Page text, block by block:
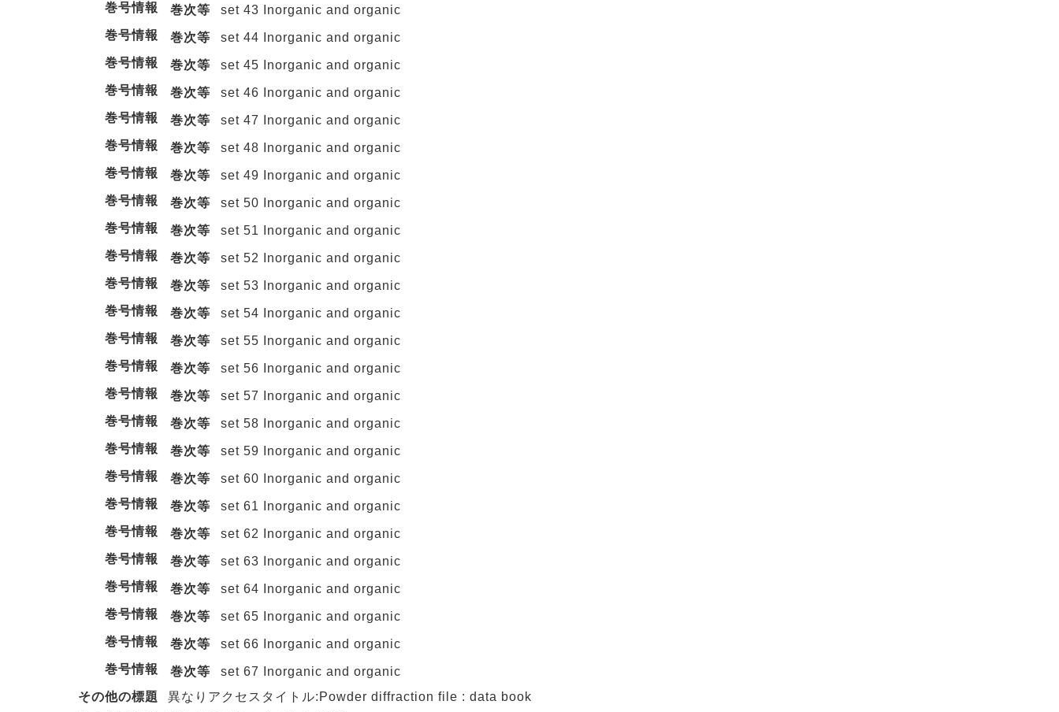
巻号情報
巻次等
set 43 Inorganic and organic
巻号情報
巻次等
set 44 Inorganic and organic
巻号情報
巻次等
set 45 Inorganic and organic
巻号情報
巻次等
set 46 Inorganic and organic
巻号情報
巻次等
set 47 Inorganic and organic
巻号情報
巻次等
set 48 Inorganic and organic
巻号情報
巻次等
set 49 Inorganic and organic
巻号情報
巻次等
set 50 Inorganic and organic
巻号情報
巻次等
set 51 Inorganic and organic
巻号情報
巻次等
set 52 Inorganic and organic
巻号情報
巻次等
set 53 Inorganic and organic
巻号情報
巻次等
set 54 Inorganic and organic
巻号情報
巻次等
set 55 Inorganic and organic
巻号情報
巻次等
set 56 Inorganic and organic
巻号情報
巻次等
set 57 Inorganic and organic
巻号情報
巻次等
set 58 Inorganic and organic
巻号情報
巻次等
set 59 Inorganic and organic
巻号情報
巻次等
set 60 Inorganic and organic
巻号情報
巻次等
set 61 Inorganic and organic
巻号情報
巻次等
set 62 Inorganic and organic
巻号情報
巻次等
set 63 Inorganic and organic
巻号情報
巻次等
set 64 Inorganic and organic
巻号情報
巻次等
set 65 Inorganic and organic
巻号情報
巻次等
set 66 Inorganic and organic
巻号情報
巻次等
set 67 Inorganic and organic
その他の標題
異なりアクセスタイトル:Powder diffraction file : data book